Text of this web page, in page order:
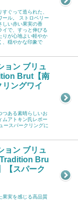
ぐって造られた、
ール。 ストロベリー
しい赤い果実の香
イで、すっと伸びる
りが心地よい軽やか
、穏やかな印象で
ョン ブリュ
Brut【南
ングワイ
つある素晴らしいお
ムアトキン氏レポー
ースパークリングに
ョン ブリュ
Bru
【スパーク
果実を感じる高品質